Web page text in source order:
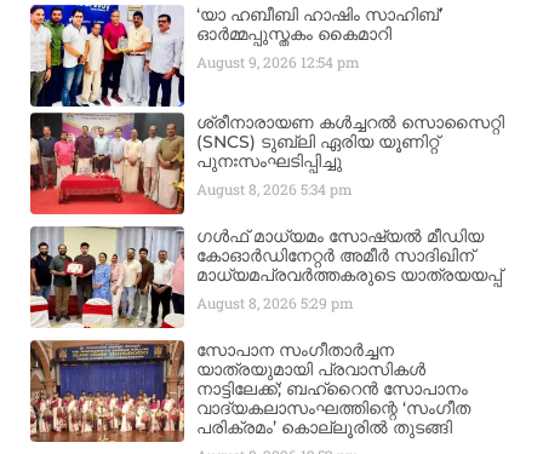
‘യാ ഹബീബി ഹാഷിം സാഹിബ്’
ഓർമ്മപ്പുസ്തകം കൈമാറി
August 9, 2026 12:54 pm
ശ്രീനാരായണ കൾച്ചറൽ സൊസൈറ്റി
(SNCS) ടുബ്ലി ഏരിയ യൂണിറ്റ്
പുനഃസംഘടിപ്പിച്ചു
August 8, 20265:34 pm
ഗൾഫ് മാധ്യമം സോഷ്യൽ മീഡിയ
കോഓർഡിനേറ്റർ അമീർ സാദിഖിന്
മാധ്യമപ്രവർത്തകരുടെ യാത്രയയപ്പ്
August 8, 20265:29 pm
സോപാന സംഗീതാർച്ചന
യാത്രയുമായി പ്രവാസികൾ
നാട്ടിലേക്ക്; ബഹ്‌റൈൻ സോപാനം
വാദ്യകലാസംഘത്തിന്റെ ‘സംഗീത
പരിക്രമം’ കൊല്ലൂരിൽ തുടങ്ങി